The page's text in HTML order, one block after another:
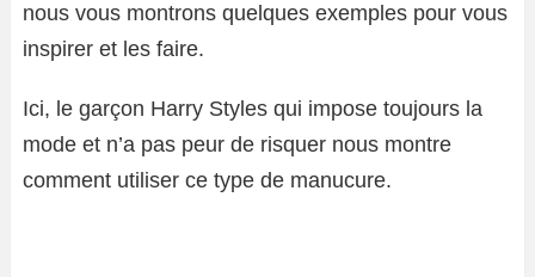
nous vous montrons quelques exemples pour vous
inspirer et les faire.
Ici, le garçon Harry Styles qui impose toujours la
mode et n’a pas peur de risquer nous montre
comment utiliser ce type de manucure.